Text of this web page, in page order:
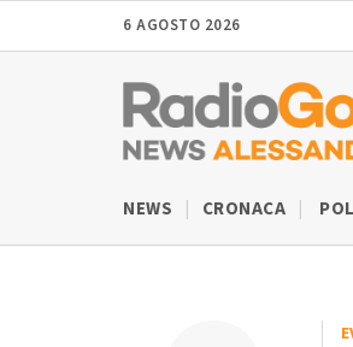
6 AGOSTO 2026
NEWS CRONACA